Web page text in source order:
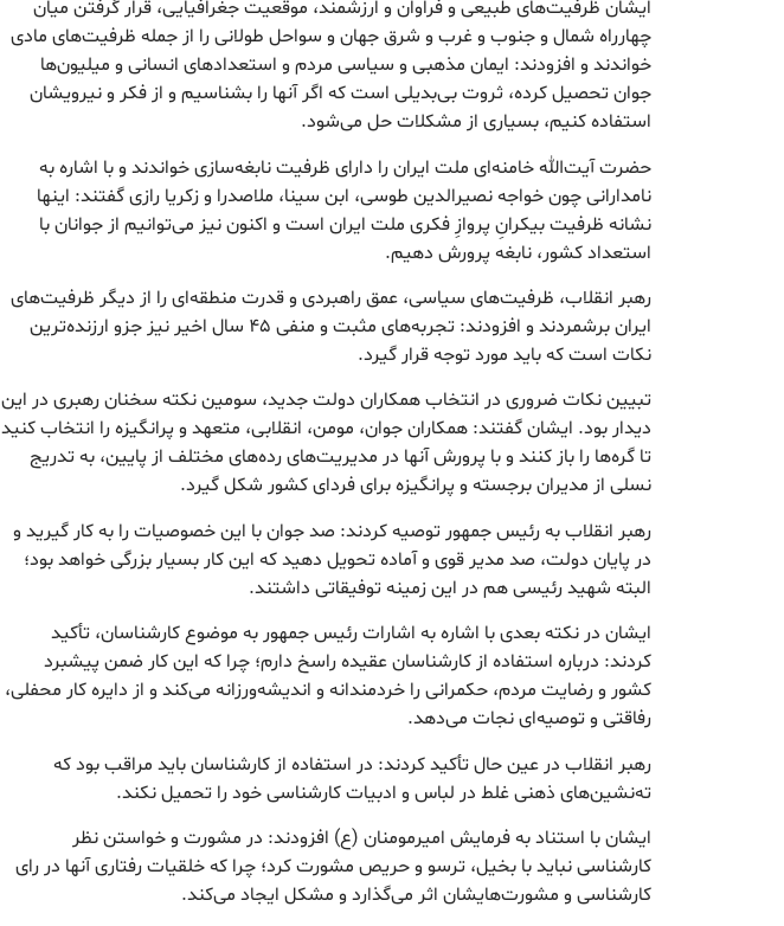
ایشان ظرفیت‌های طبیعی و فراوان و ارزشمند، موقعیت جغرافیایی، قرار گرفتن میان
چهارراه شمال و جنوب و غرب و شرق جهان و سواحل طولانی را از جمله ظرفیت‌های مادی
خواندند و افزودند: ایمان مذهبی و سیاسی مردم و استعدادهای انسانی و میلیون‌ها
جوان تحصیل کرده، ثروت بی‌بدیلی است که اگر آنها را بشناسیم و از فکر و نیرویشان
استفاده کنیم، بسیاری از مشکلات حل می‌شود.
حضرت آیت‌الله خامنه‌ای ملت ایران را دارای ظرفیت نابغه‌سازی خواندند و با اشاره به
نامدارانی چون خواجه نصیرالدین طوسی، ابن سینا، ملاصدرا و زکریا رازی گفتند: اینها
نشانه ظرفیت بیکرانِ پروازِ فکری ملت ایران است و اکنون نیز می‌توانیم از جوانان با
استعداد کشور، نابغه پرورش دهیم.
رهبر انقلاب، ظرفیت‌های سیاسی، عمق راهبردی و قدرت منطقه‌ای را از دیگر ظرفیت‌های
ایران برشمردند و افزودند: تجربه‌های مثبت و منفی ۴۵ سال اخیر نیز جزو ارزنده‌ترین
نکات است که باید مورد توجه قرار گیرد.
تبیین نکات ضروری در انتخاب همکاران دولت جدید، سومین نکته سخنان رهبری در این
دیدار بود. ایشان گفتند: همکاران جوان، مومن، انقلابی، متعهد و پرانگیزه را انتخاب کنید
تا گره‌ها را باز کنند و با پرورش آنها در مدیریت‌های رده‌های مختلف از پایین، به تدریج
نسلی از مدیران برجسته و پرانگیزه برای فردای کشور شکل گیرد.
رهبر انقلاب به رئیس جمهور توصیه کردند: صد جوان با این خصوصیات را به کار گیرید و
در پایان دولت، صد مدیر قوی و آماده تحویل دهید که این کار بسیار بزرگی خواهد بود؛
البته شهید رئیسی هم در این زمینه توفیقاتی داشتند.
ایشان در نکته بعدی با اشاره به اشارات رئیس جمهور به موضوع کارشناسان، تأکید
کردند: درباره استفاده از کارشناسان عقیده راسخ دارم؛ چرا که این کار ضمن پیشبرد
کشور و رضایت مردم، حکمرانی را خردمندانه و اندیشه‌ورزانه می‌کند و از دایره کار محفلی،
رفاقتی و توصیه‌ای نجات می‌دهد.
رهبر انقلاب در عین حال تأکید کردند: در استفاده از کارشناسان باید مراقب بود که
ته‌نشین‌های ذهنی غلط در لباس و ادبیات کارشناسی خود را تحمیل نکند.
ایشان با استناد به فرمایش امیرمومنان (ع) افزودند: در مشورت و خواستن نظر
کارشناسی نباید با بخیل، ترسو و حریص مشورت کرد؛ چرا که خلقیات رفتاری آنها در رای
کارشناسی و مشورت‌هایشان اثر می‌گذارد و مشکل ایجاد می‌کند.